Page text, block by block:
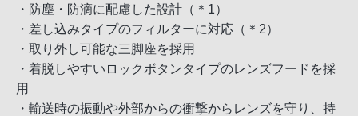
・防塵・防滴に配慮した設計（＊1）
・差し込みタイプのフィルターに対応（＊2）
・取り外し可能な三脚座を採用
・着脱しやすいロックボタンタイプのレンズフードを採
用
・輸送時の振動や外部からの衝撃からレンズを守り、持